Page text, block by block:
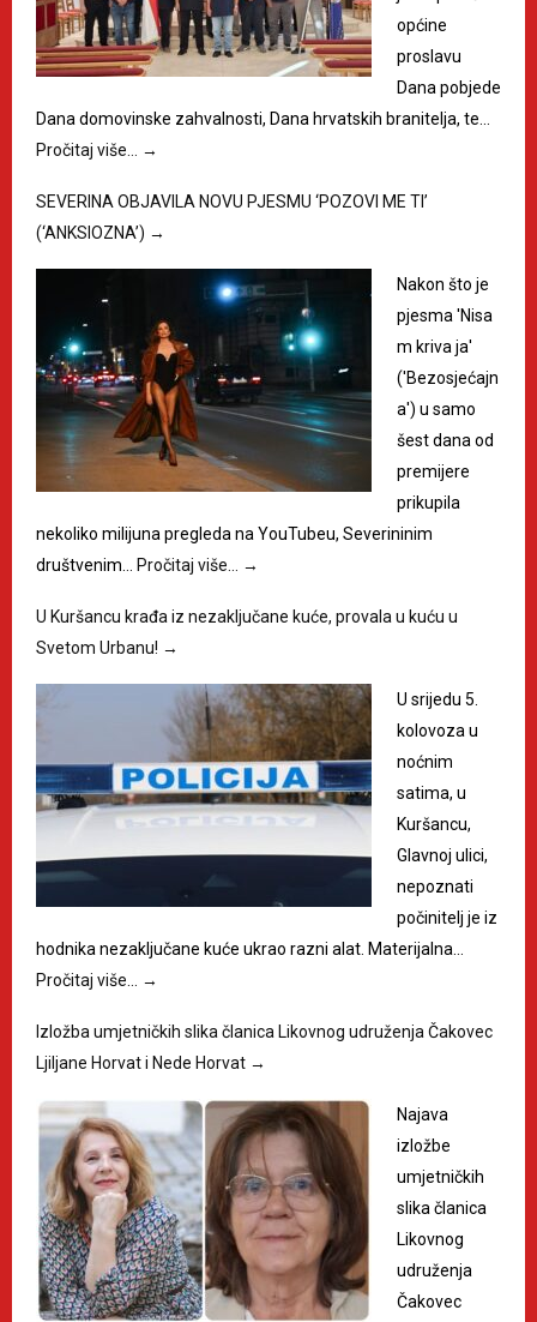
općine
proslavu
Dana pobjede
Dana domovinske zahvalnosti, Dana hrvatskih branitelja, te…
Pročitaj više… →
SEVERINA OBJAVILA NOVU PJESMU ‘POZOVI ME TI’
(‘ANKSIOZNA’) →
Nakon što je
pjesma 'Nisa
m kriva ja'
('Bezosjećajn
a') u samo
šest dana od
premijere
prikupila
nekoliko milijuna pregleda na YouTubeu, Severininim
društvenim… Pročitaj više… →
U Kuršancu krađa iz nezaključane kuće, provala u kuću u
Svetom Urbanu! →
U srijedu 5.
kolovoza u
noćnim
satima, u
Kuršancu,
Glavnoj ulici,
nepoznati
počinitelj je iz
hodnika nezaključane kuće ukrao razni alat. Materijalna…
Pročitaj više… →
Izložba umjetničkih slika članica Likovnog udruženja Čakovec
Ljiljane Horvat i Nede Horvat →
Najava
izložbe
umjetničkih
slika članica
Likovnog
udruženja
Čakovec